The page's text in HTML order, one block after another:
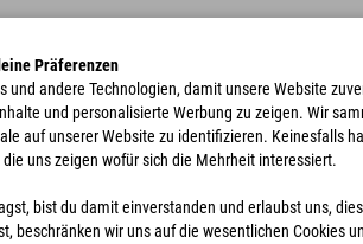
ACCESSORIES JAGD
Präferenzen
und andere Technologien, damit unsere Website
und personalisierte Werbung zu zeigen. Wir
auf unserer Website zu identifizieren. Keinesfalls
uns zeigen wofür sich die Mehrheit interessiert.
bist du damit einverstanden und erlaubst uns,
beschränken wir uns auf die wesentlichen Cookies